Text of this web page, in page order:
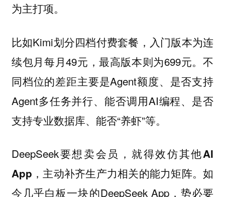
为主打项。
比如Kimi划分四档付费套餐，入门版本为连
续包月每月49元，最高版本则为699元。不
同档位的差距主要是Agent额度、是否支持
Agent多任务并行、能否调用AI编程、是否
支持专业数据库、能否“养虾”等。
DeepSeek要想卖会员，就得效仿其他AI
App，主动补齐生产力相关的能力矩阵。如
今几乎白板一块的DeepSeek App，势必要